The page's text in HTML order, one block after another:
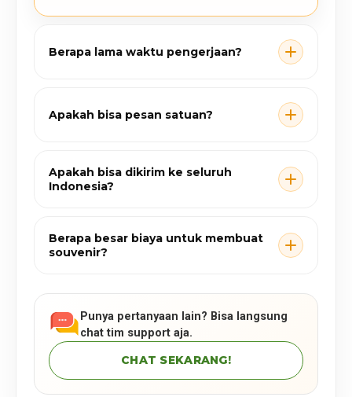
Berapa lama waktu pengerjaan?
Apakah bisa pesan satuan?
Apakah bisa dikirim ke seluruh
Indonesia?
Berapa besar biaya untuk membuat
souvenir?
Punya pertanyaan lain? Bisa langsung
chat tim support aja.
CHAT SEKARANG!